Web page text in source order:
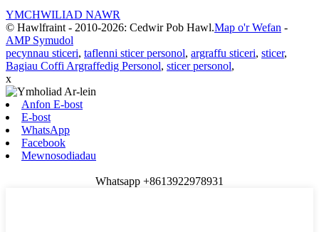
YMCHWILIAD NAWR
© Hawlfraint - 2010-2026: Cedwir Pob Hawl.Map o'r Wefan -
AMP Symudol
pecynnau sticeri, taflenni sticer personol, argraffu sticeri, sticer,
Bagiau Coffi Argraffedig Personol, sticer personol,
x
Anfon E-bost
E-bost
WhatsApp
Facebook
Mewnosodiadau
Whatsapp +8613922978931